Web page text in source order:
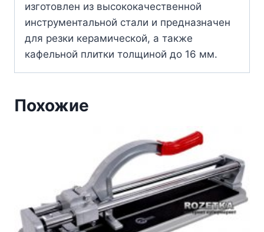
изготовлен из высококачественной
инструментальной стали и предназначен
для резки керамической, а также
кафельной плитки толщиной до 16 мм.
Похожие